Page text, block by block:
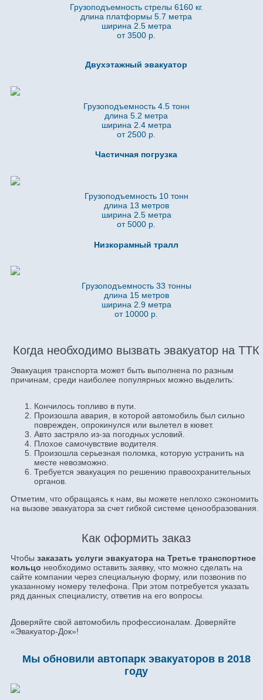
Грузоподъемность стрелы 6160 кг.
длина платформы 5.7 метра
ширина 2.5 метра
от 3500 р.
Двухэтажный эвакуатор
Грузоподъемность 4.5 тонн
длина 5.2 метра
ширина 2.4 метра
от 2500 р.
Частичная погрузка
Грузоподъемность 10 тонн
длина 13 метров
ширина 2.5 метра
от 5000 р.
Низкорамный тралл
Грузоподъемность 33 тонны
длина 15 метров
ширина 2.9 метра
от 10000 р.
Когда необходимо вызвать эвакуатор на ТТК
Эвакуация транспорта может быть выполнена по разным
причинам, среди наиболее популярных можно выделить:
Кончилось топливо в пути.
Произошла авария, в которой автомобиль был сильно
поврежден, опрокинулся или вылетел в кювет.
Авто застряло из-за погодных условий.
Плохое самочувствие водителя.
Произошла серьезная поломка, которую устранить на
месте невозможно.
Требуется эвакуация по решению правоохранительных
органов.
Отметим, что обращаясь к нам, вы можете неплохо сэкономить
на вызове эвакуатора за счет гибкой системе ценообразования.
Как оформить заказ
Чтобы заказать услуги эвакуатора на Третье транспортное
кольцо необходимо оставить заявку, что можно сделать на
сайте компании через специальную форму, или позвонив по
указанному номеру телефона. При этом потребуется указать
ряд данных специалисту, ответив на его вопросы.
Доверяйте свой автомобиль профессионалам. Доверяйте
«Эвакуатор-Док»!
Мы обновили автопарк эвакуаторов в 2018
году